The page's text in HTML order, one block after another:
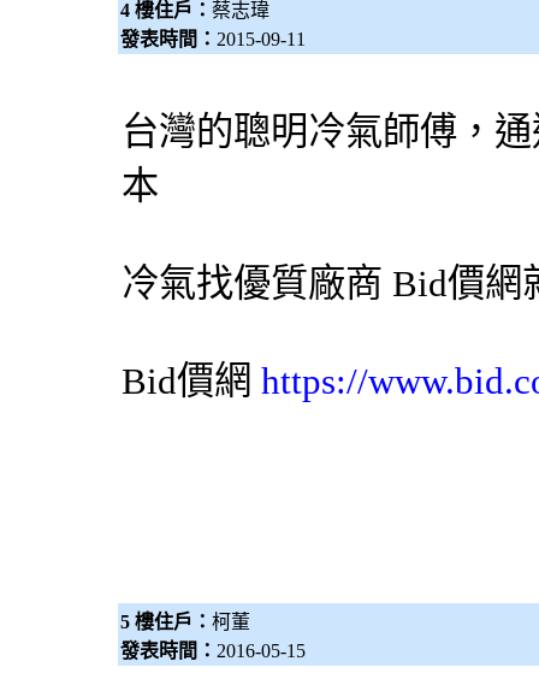
4 樓住戶： 蔡志瑋
發表時間： 2015-09-11
台灣的聰明冷氣師傅，
本
冷氣找優質廠商 Bid價網
Bid價網 https://
5 樓住戶： 柯董
發表時間： 2016-05-15